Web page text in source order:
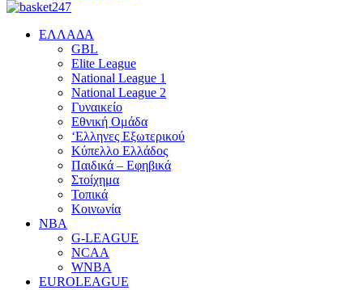
EΛΛΑΔΑ
GBL
Elite League
National League 1
National League 2
Γυναικείο
Εθνική Ομάδα
‘Ελληνες Εξωτερικού
Κύπελλο Ελλάδος
Παιδικά – Εφηβικά
Στοίχημα
Τοπικά
Κοινωνία
NBA
G-LEAGUE
NCAA
WNBA
ΕUROLEAGUE